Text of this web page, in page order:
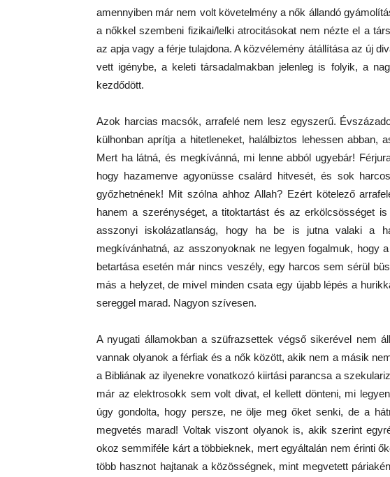
amennyiben már nem volt követelmény a nők állandó
a nőkkel szembeni fizikai/lelki atrocitásokat nem nézte el a
az apja vagy a férje tulajdona. A közvélemény átállítása az új
vett igénybe, a keleti társadalmakban jelenleg is folyik, a
kezdődött.
Azok harcias macsók, arrafelé nem lesz egyszerű.
külhonban aprítja a hitetleneket, halálbiztos lehessen abban,
Mert ha látná, és megkívánná, mi lenne abból ugyebár!
hogy hazamenve agyonüsse csalárd hitvesét, és sok
győzhetnének! Mit szólna ahhoz Allah? Ezért kötelező
hanem a szerénységet, a titoktartást és az erkölcsösséget
asszonyi iskolázatlanság, hogy ha be is jutna valaki a
megkívánhatná, az asszonyoknak ne legyen fogalmuk, hogy
betartása esetén már nincs veszély, egy harcos sem sérül
más a helyzet, de mivel minden csata egy újabb lépés a
sereggel marad. Nagyon szívesen.
A nyugati államokban a szüfrazsettek végső sikerével nem
vannak olyanok a férfiak és a nők között, akik nem a másik
a Bibliának az ilyenekre vonatkozó kiirtási parancsa a
már az elektrosokk sem volt divat, el kellett dönteni, mi
úgy gondolta, hogy persze, ne ölje meg őket senki, de a
megvetés marad! Voltak viszont olyanok is, akik szerint
okoz semmiféle kárt a többieknek, mert egyáltalán nem érinti
több hasznot hajtanak a közösségnek, mint megvetett